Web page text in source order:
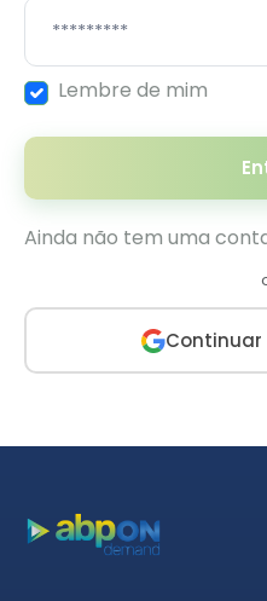
Lembre de mim
Ainda não tem uma
Continuar